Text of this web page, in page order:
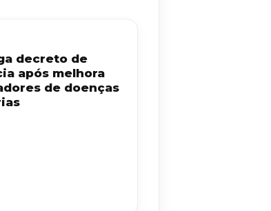
decreto de
após melhora
de doenças